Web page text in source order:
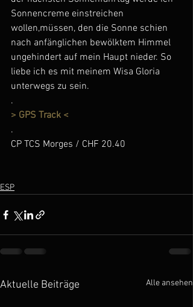
Sonnencreme einstreichen
wollen,müssen, den die Sonne schien
nach anfänglichen bewölktem Himmel
ungehindert auf mein Haupt nieder. So
liebe ich es mit meinem Wisa Gloria
unterwegs zu sein.
.
> GPS Track <
.
CP TCS Morges / CHF 20.40
ESP
Aktuelle Beiträge Alle ansehen